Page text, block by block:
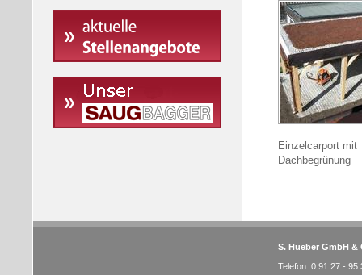
Einzelcarport mit
Dachbegrünung
S. Hueber GmbH &
Telefon: 0 91 27 - 95